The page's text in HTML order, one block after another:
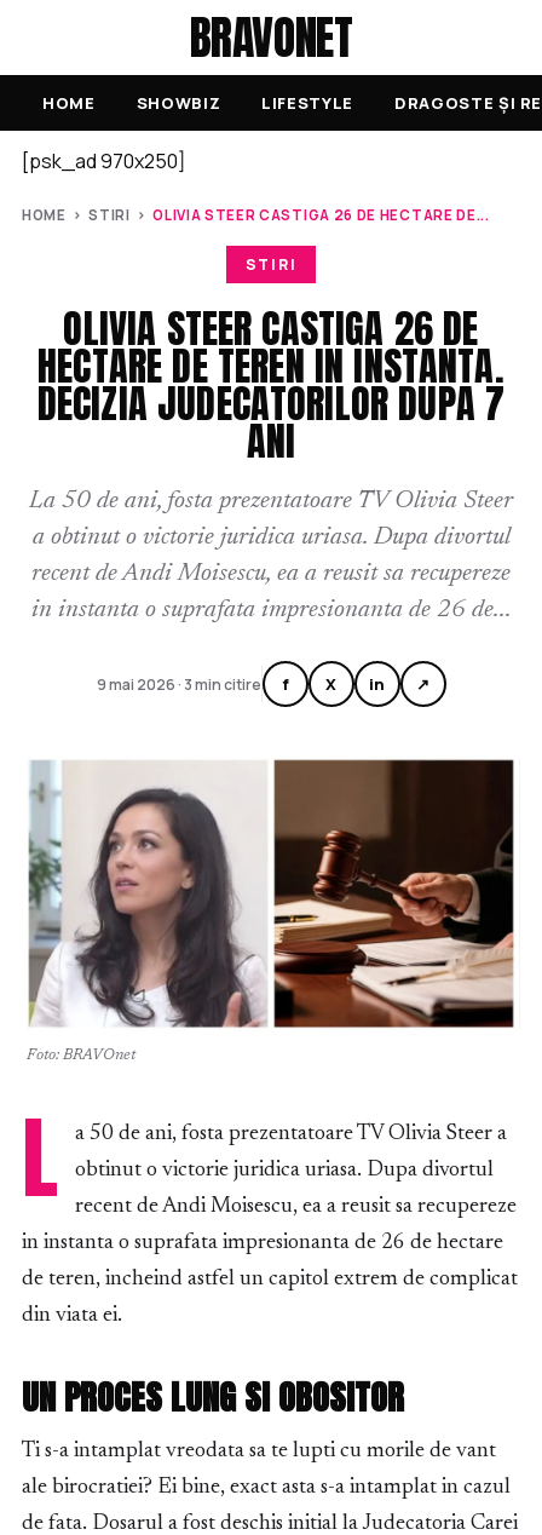
BRAVONET
HOME SHOWBIZ LIFESTYLE DRAGOSTE ȘI
[psk_ad 970x250]
HOME ›STIRI ›OLIVIA STEER CASTIGA 26 DE HECTARE DE...
STIRI
OLIVIA STEER CASTIGA 26 DE
HECTARE DE TEREN IN INSTANTA.
DECIZIA JUDECATORILOR DUPA 7
ANI
La 50 de ani, fosta prezentatoare TV Olivia Steer
a obtinut o victorie juridica uriasa. Dupa divortul
recent de Andi Moisescu, ea a reusit sa recupereze
in instanta o suprafata impresionanta de 26 de...
9 mai 2026 · 3 min citire f X in ↗
Foto: BRAVOnet
L
a 50 de ani, fosta prezentatoare TV Olivia Steer a
obtinut o victorie juridica uriasa. Dupa divortul
recent de Andi Moisescu, ea a reusit sa recupereze
in instanta o suprafata impresionanta de 26 de hectare
de teren, incheind astfel un capitol extrem de complicat
din viata ei.
UN PROCES LUNG SI OBOSITOR
Ti s-a intamplat vreodata sa te lupti cu morile de vant
ale birocratiei? Ei bine, exact asta s-a intamplat in cazul
de fata. Dosarul a fost deschis initial la Judecatoria Carei